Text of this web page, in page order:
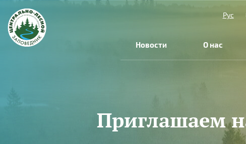
Рус
Новости О нас
Приглашаем